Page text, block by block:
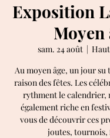
Exposition
Moyen
sam. 24 août
  |
Au moyen âge, un jour su
raison des fêtes. Les
rythment le calendrier,
également riche en
vous de découvrir ces
joutes, tournois,